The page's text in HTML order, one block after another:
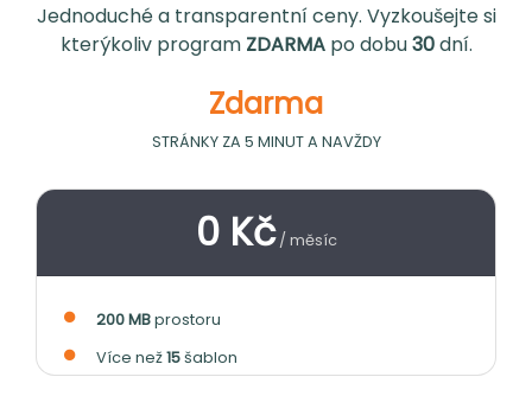
Jednoduché a transparentní ceny. Vyzkoušejte si
kterýkoliv program ZDARMApo dobu30dní.
Zdarma
STRÁNKY ZA 5 MINUT A NAVŽDY
0 Kč/ měsíc
200 MBprostoru
Více než15šablon